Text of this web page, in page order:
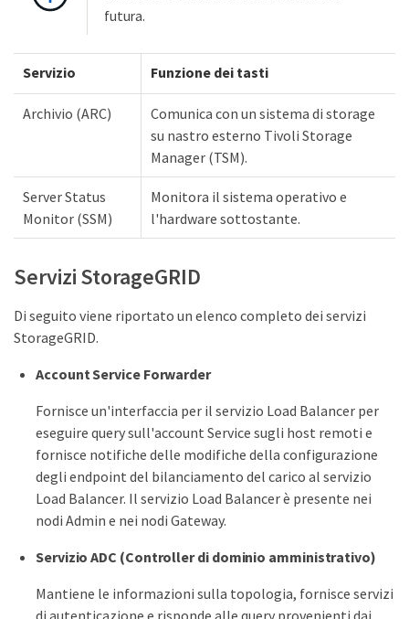
futura.
Servizio Funzione dei tasti
Archivio (ARC)
Comunica con un sistema di storage
su nastro esterno Tivoli Storage
Manager (TSM).
Server Status
Monitor (SSM)
Monitora il sistema operativo e
l'hardware sottostante.
Servizi StorageGRID
Di seguito viene riportato un elenco completo dei servizi
StorageGRID.
Account Service Forwarder
Fornisce un'interfaccia per il servizio Load Balancer per
eseguire query sull'account Service sugli host remoti e
fornisce notifiche delle modifiche della configurazione
degli endpoint del bilanciamento del carico al servizio
Load Balancer. Il servizio Load Balancer è presente nei
nodi Admin e nei nodi Gateway.
Servizio ADC (Controller di dominio amministrativo)
Mantiene le informazioni sulla topologia, fornisce servizi
di autenticazione e risponde alle query provenienti dai